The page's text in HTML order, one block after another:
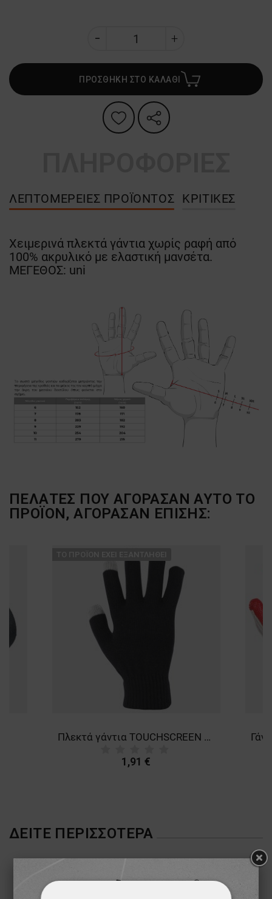
ΠΡΟΣΘΗΚΗ ΣΤΟ ΚΑΛΑΘΙ
ΛΕΠΤΟΜΈΡΕΙΕΣ ΠΡΟΪΌΝΤΟΣ ΚΡΙΤΙΚΈΣ
Χειμερινά πλεκτά γάντια χωρίς ραφή από
100% ακρυλικό με ελαστική μανσέτα.
ΜΕΓΕΘΟΣ: uni
ΠΕΛΆΤΕΣ ΠΟΥ ΑΓΌΡΑΣΑΝ ΑΥΤΌ ΤΟ
ΠΡΟΪΌΝ, ΑΓΌΡΑΣΑΝ ΕΠΊΣΗΣ:
Πλεκτά γάντια TOUCHSCREEN LADY
1,91 €
ΔΕΊΤΕ ΠΕΡΙΣΣΌΤΕΡΑ